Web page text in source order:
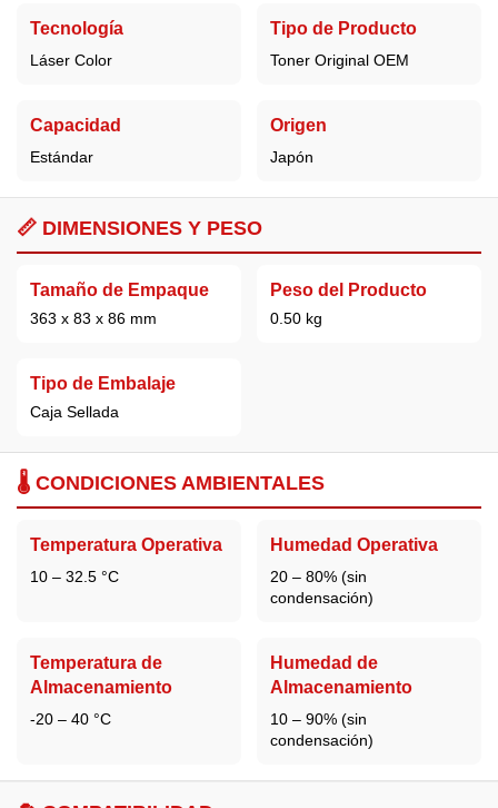
Tecnología
Láser Color
Tipo de Producto
Toner Original OEM
Capacidad
Estándar
Origen
Japón
📏 DIMENSIONES Y PESO
Tamaño de Empaque
363 x 83 x 86 mm
Peso del Producto
0.50 kg
Tipo de Embalaje
Caja Sellada
🌡️ CONDICIONES AMBIENTALES
Temperatura Operativa
10 – 32.5 °C
Humedad Operativa
20 – 80% (sin
condensación)
Temperatura de
Almacenamiento
-20 – 40 °C
Humedad de
Almacenamiento
10 – 90% (sin
condensación)